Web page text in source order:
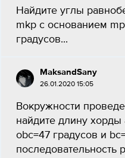
Найдите углы
mkp с основанием
градусов...
MaksandSany
26.01.2020 15:05
Вокружности
найдите длину хорды
obc=47 градусов и
последовательность